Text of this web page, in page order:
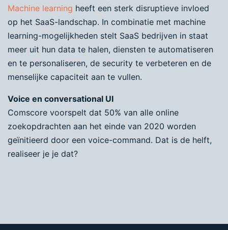
Machine learning heeft een sterk disruptieve invloed
op het SaaS-landschap. In combinatie met machine
learning-mogelijkheden stelt SaaS bedrijven in staat
meer uit hun data te halen, diensten te automatiseren
en te personaliseren, de security te verbeteren en de
menselijke capaciteit aan te vullen.
Voice en conversational UI
Comscore voorspelt dat 50% van alle online
zoekopdrachten aan het einde van 2020 worden
geïnitieerd door een voice-command. Dat is de helft,
realiseer je je dat?